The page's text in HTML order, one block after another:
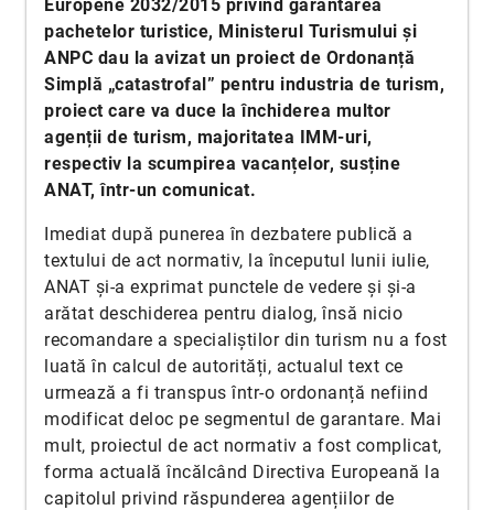
Europene 2032/2015 privind garantarea
pachetelor turistice, Ministerul Turismului și
ANPC dau la avizat un proiect de Ordonanță
Simplă „catastrofal” pentru industria de turism,
proiect care va duce la închiderea multor
agenții de turism, majoritatea IMM-uri,
respectiv la scumpirea vacanțelor, susține
ANAT, într-un comunicat.
Imediat după punerea în dezbatere publică a
textului de act normativ, la începutul lunii iulie,
ANAT și-a exprimat punctele de vedere și și-a
arătat deschiderea pentru dialog, însă nicio
recomandare a specialiștilor din turism nu a fost
luată în calcul de autorități, actualul text ce
urmează a fi transpus într-o ordonanță nefiind
modificat deloc pe segmentul de garantare. Mai
mult, proiectul de act normativ a fost complicat,
forma actuală încălcând Directiva Europeană la
capitolul privind răspunderea agențiilor de